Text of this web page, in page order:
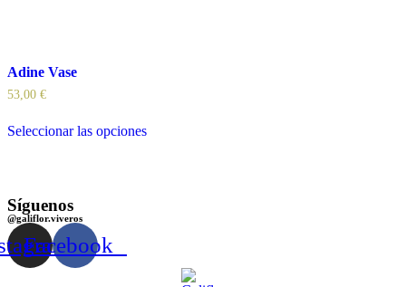
Adine Vase
53,00 €
Seleccionar las opciones
Síguenos
@galiflor.viveros
Facebook